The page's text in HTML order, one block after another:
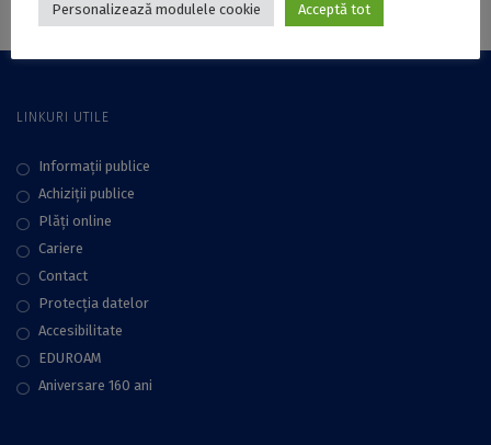
LINKURI UTILE
Informații publice
Achiziții publice
Plăţi online
Cariere
Contact
Protecţia datelor
Accesibilitate
EDUROAM
Aniversare 160 ani
Personalizează modulele cookie Acceptă tot